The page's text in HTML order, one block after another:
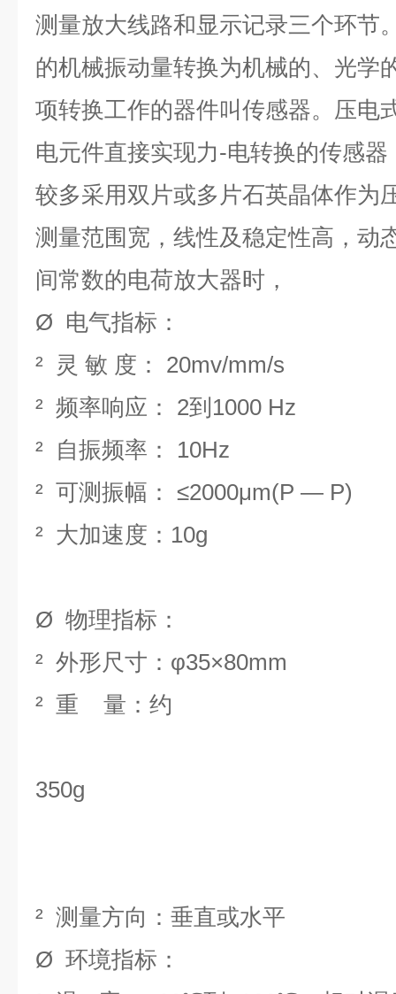
测量放大线路和显示记录三个环节
的机械振动量转换为机械的、光学
项转换工作的器件叫传感器。压电
电元件直接实现力-电转换的传感
较多采用双片或多片石英晶体作为
测量范围宽，线性及稳定性高，动
间常数的电荷放大器时，
Ø 电气指标：
² 灵 敏 度： 20mv/mm/s
² 频率响应： 2到1000 Hz
² 自振频率： 10Hz
² 可测振幅： ≤2000μm(P — P)
² 大加速度： 10g
Ø 物理指标 ：
² 外形尺寸：φ35×80mm
² 重 量：约
350g
² 测量方向：垂直或水平
Ø 环境指标 ：